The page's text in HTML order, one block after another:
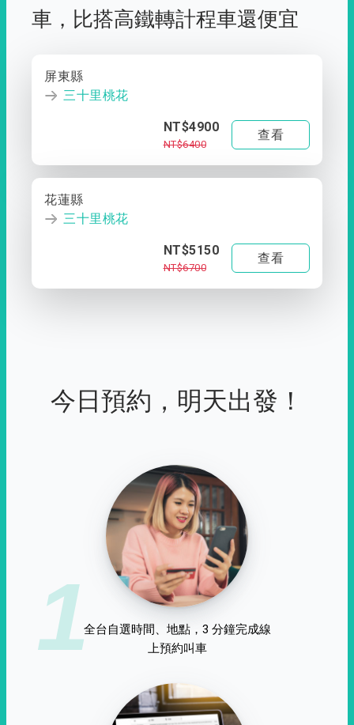
車， 比搭高鐵轉計程車還便宜
屏東縣
三十里桃花
NT$4900
NT$6400
查看
花蓮縣
三十里桃花
NT$5150
NT$6700
查看
今日預約，明天出發！
1全台自選時間、地點，3 分鐘完成線
上預約叫車